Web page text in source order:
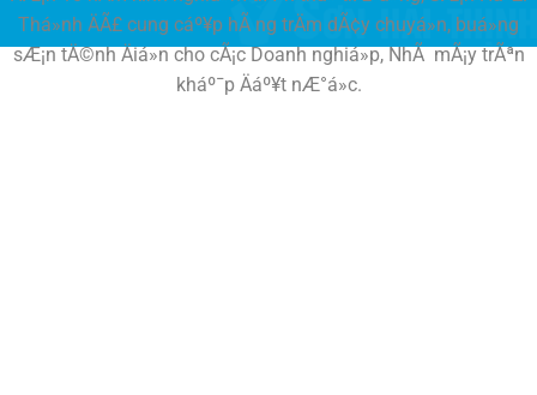
Thá»nh ÄÃ£ cung cáº¥p hÃ ng trÄm dÃ¢y chuyá»n, buá»ng
sÆ¡n tÄ©nh Äiá»n cho cÃ¡c Doanh nghiá»p, NhÃ mÃ¡y trÃªn
kháº¯p Äáº¥t nÆ°á»c.